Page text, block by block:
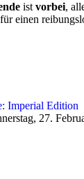
ist vorbei,
einen
Imperial Edition
27.